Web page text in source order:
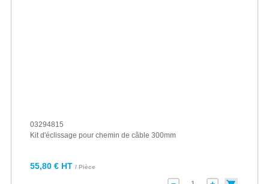
03294815
Kit d'éclissage pour chemin de câble 300mm
55,80 € HT / Pièce